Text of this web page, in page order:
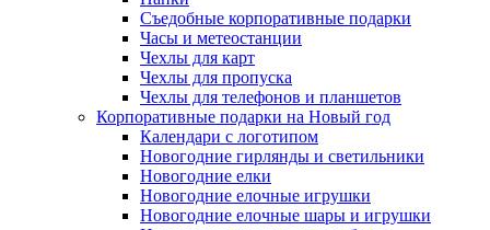
Съедобные корпоративные подарки
Часы и метеостанции
Чехлы для карт
Чехлы для пропуска
Чехлы для телефонов и планшетов
Корпоративные подарки на Новый год
Календари с логотипом
Новогодние гирлянды и светильники
Новогодние елки
Новогодние елочные игрушки
Новогодние елочные шары и игрушки